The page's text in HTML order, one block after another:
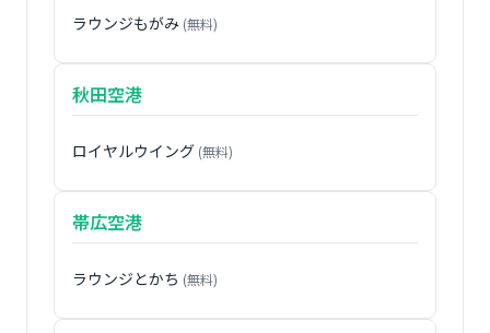
ラウンジもがみ (無料)
秋田空港
ロイヤルウイング (無料)
帯広空港
ラウンジとかち (無料)